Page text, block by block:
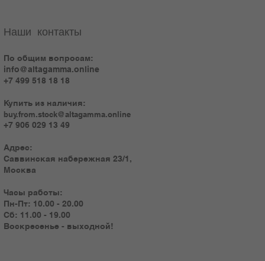
Наши контакты
По общим вопросам:
info@altagamma.online
+7 499 518 18 18
Купить из наличия:
buy.from.stock@altagamma.online
+7 906 029 13 49
Адрес:
Саввинская набережная 23/1,
Москва
Часы работы:
Пн-Пт: 10.00 - 20.00
Сб: 11.00 - 19.00
Воскресенье - выходной!